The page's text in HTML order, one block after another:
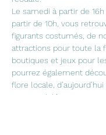
Le samedi à partir de
partir de 10h, vous
figurants costumés, de
attractions pour toute la
boutiques et jeux pour
pourrez également
flore locale, d’aujourd’hui
Au petit théâtre, vous